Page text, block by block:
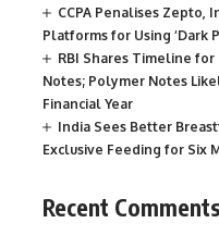
CCPA Penalises Zepto,
Platforms for Using ‘Dark
RBI Shares Timeline for
Notes; Polymer Notes
Financial Year
India Sees Better
Exclusive Feeding for Six
Recent Comments